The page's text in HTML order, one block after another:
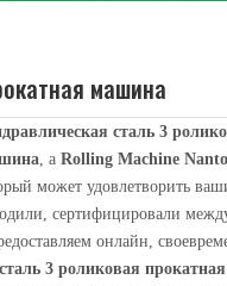
на стыковочно-
машина
сталь 3
, а Rolling Machine
может удовлетворить
сертифицировали
онлайн,
3 роликовая